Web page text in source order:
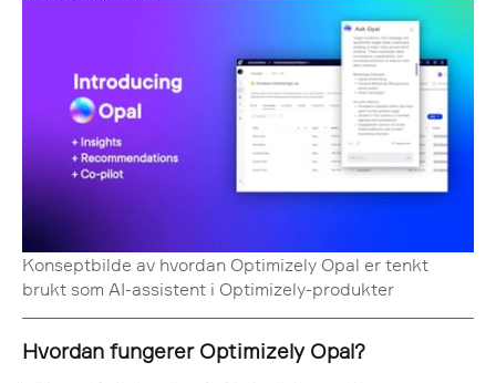
Konseptbilde av hvordan Optimizely Opal er tenkt
brukt som AI-assistent i Optimizely-produkter
Hvordan fungerer Optimizely Opal?